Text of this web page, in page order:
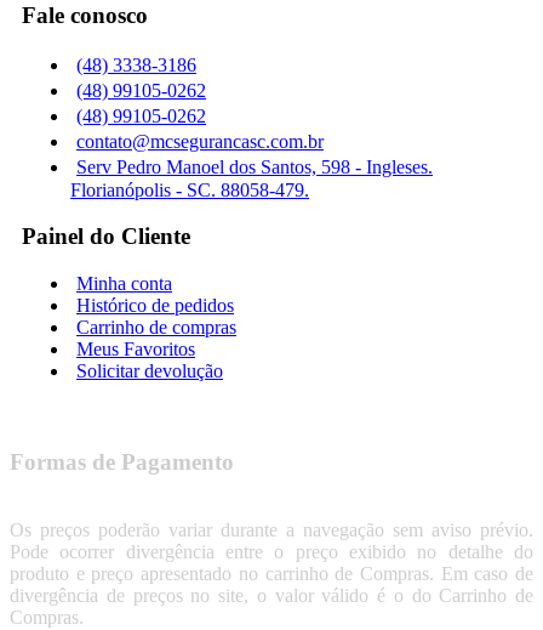
Fale conosco
(48) 3338-3186
(48) 99105-0262
(48) 99105-0262
contato@mcsegurancasc.com.br
Serv Pedro Manoel dos Santos, 598 - Ingleses.
Florianópolis - SC. 88058-479.
Painel do Cliente
Minha conta
Histórico de pedidos
Carrinho de compras
Meus Favoritos
Solicitar devolução
Formas de Pagamento
Os preços poderão variar durante a navegação sem aviso prévio.
Pode ocorrer divergência entre o preço exibido no detalhe do
produto e preço apresentado no carrinho de Compras. Em caso de
divergência de preços no site, o valor válido é o do Carrinho de
Compras.